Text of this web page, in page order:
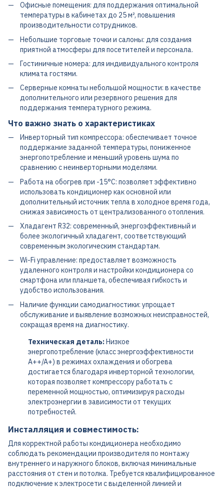
Офисные помещения: для поддержания оптимальной
температуры в кабинетах до 25 м², повышения
производительности сотрудников.
Небольшие торговые точки и салоны: для создания
приятной атмосферы для посетителей и персонала.
Гостиничные номера: для индивидуального контроля
климата гостями.
Серверные комнаты небольшой мощности: в качестве
дополнительного или резервного решения для
поддержания температурного режима.
Что важно знать о характеристиках
Инверторный тип компрессора: обеспечивает точное
поддержание заданной температуры, пониженное
энергопотребление и меньший уровень шума по
сравнению с неинверторными моделями.
Работа на обогрев при -15°С: позволяет эффективно
использовать кондиционер как основной или
дополнительный источник тепла в холодное время года,
снижая зависимость от централизованного отопления.
Хладагент R32: современный, энергоэффективный и
более экологичный хладагент, соответствующий
современным экологическим стандартам.
Wi-Fi управление: предоставляет возможность
удаленного контроля и настройки кондиционера со
смартфона или планшета, обеспечивая гибкость и
удобство использования.
Наличие функции самодиагностики: упрощает
обслуживание и выявление возможных неисправностей,
сокращая время на диагностику.
Техническая деталь:Низкое
энергопотребление (класс энергоэффективности
A++/A+) в режимах охлаждения и обогрева
достигается благодаря инверторной технологии,
которая позволяет компрессору работать с
переменной мощностью, оптимизируя расходы
электроэнергии в зависимости от текущих
потребностей.
Инсталляция и совместимость:
Для корректной работы кондиционера необходимо
соблюдать рекомендации производителя по монтажу
внутреннего и наружного блоков, включая минимальные
расстояния от стен и потолка. Требуется квалифицированное
подключение к электросети с выделенной линией и